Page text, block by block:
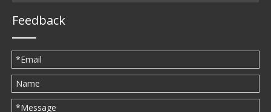
Feedback